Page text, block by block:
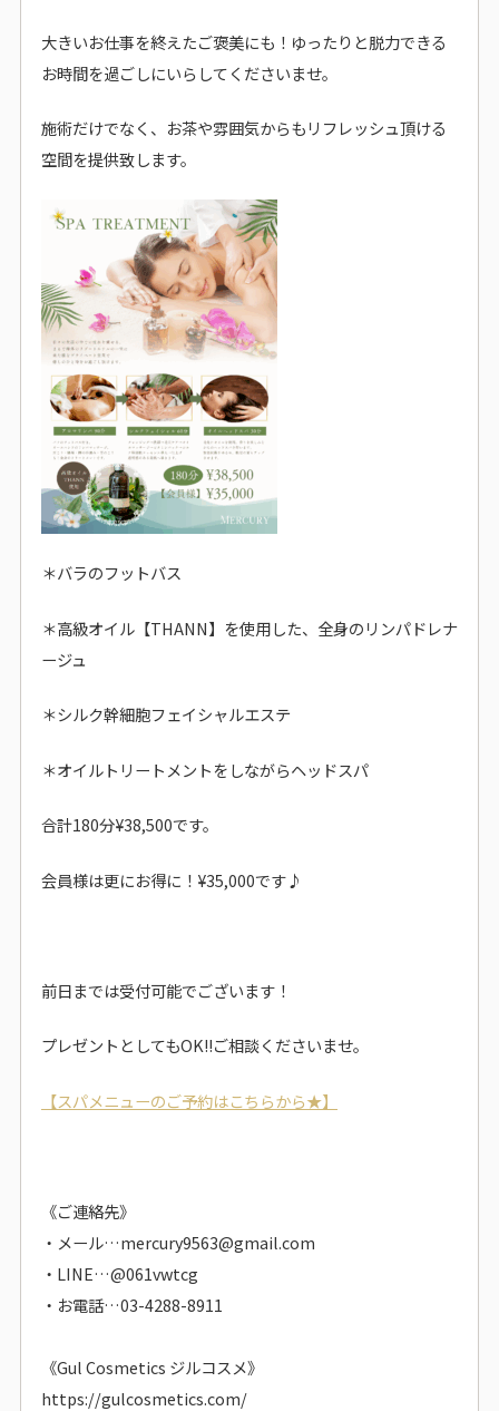
大きいお仕事を終えたご褒美にも！ゆったりと脱力できる
お時間を過ごしにいらしてくださいませ。
施術だけでなく、お茶や雰囲気からもリフレッシュ頂ける
空間を提供致します。
＊バラのフットバス
＊高級オイル【THANN】を使用した、全身のリンパドレナ
ージュ
＊シルク幹細胞フェイシャルエステ
＊オイルトリートメントをしながらヘッドスパ
合計180分¥38,500です。
会員様は更にお得に！¥35,000です♪
前日までは受付可能でございます！
プレゼントとしてもOK!!ご相談くださいませ。
【スパメニューのご予約はこちらから★】
《ご連絡先》
・メール…mercury9563@gmail.com
・LINE…@061vwtcg
・お電話…03-4288-8911
《Gul Cosmetics ジルコスメ》
https://gulcosmetics.com/